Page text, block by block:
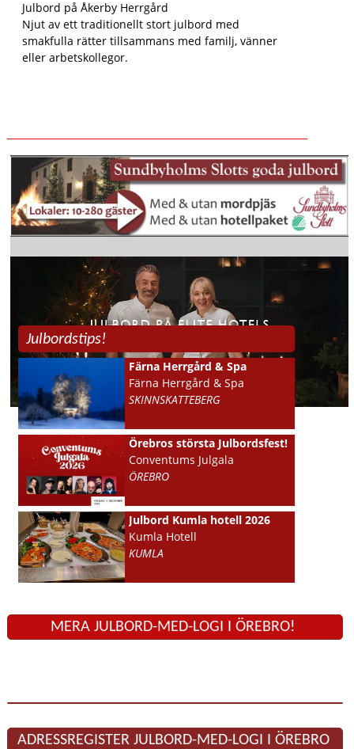
Julbord på Åkerby Herrgård
Njut av ett traditionellt stort julbord med
smakfulla rätter tillsammans med familj, vänner
eller arbetskollegor.
Julbordstips!
Färna Herrgård & Spa
Färna Herrgård & Spa
SKINNSKATTEBERG
Örebros största Julbordsfest!
Conventums Julgala
ÖREBRO
Julbord Kumla hotell 2026
Kumla Hotell
KUMLA
MERA JULBORD-MED-LOGI I ÖREBRO!
ADRESSREGISTER JULBORD-MED-LOGI I ÖREBRO